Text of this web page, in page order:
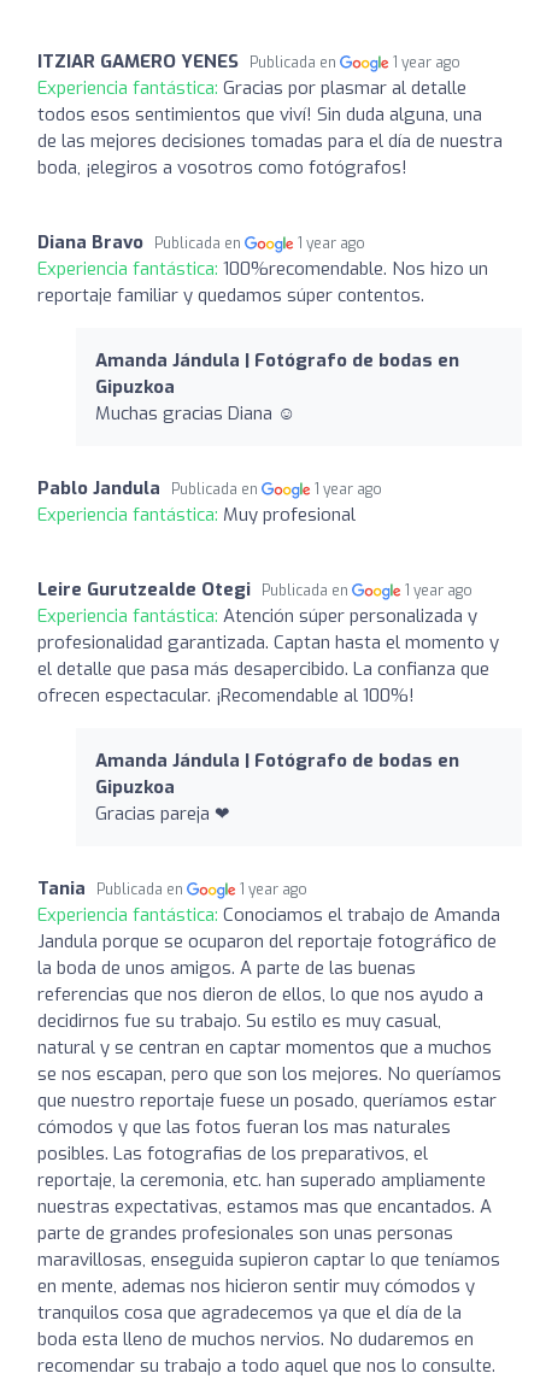
ITZIAR GAMERO YENES Publicada en 1 year ago
Experiencia fantástica: Gracias por plasmar al detalle
todos esos sentimientos que viví! Sin duda alguna, una
de las mejores decisiones tomadas para el día de nuestra
boda, ¡elegiros a vosotros como fotógrafos!
Diana Bravo Publicada en 1 year ago
Experiencia fantástica: 100%recomendable. Nos hizo un
reportaje familiar y quedamos súper contentos.
Amanda Jándula | Fotógrafo de bodas en
Gipuzkoa
Muchas gracias Diana ☺️
Pablo Jandula Publicada en 1 year ago
Experiencia fantástica: Muy profesional
Leire Gurutzealde Otegi Publicada en 1 year ago
Experiencia fantástica: Atención súper personalizada y
profesionalidad garantizada. Captan hasta el momento y
el detalle que pasa más desapercibido. La confianza que
ofrecen espectacular. ¡Recomendable al 100%!
Amanda Jándula | Fotógrafo de bodas en
Gipuzkoa
Gracias pareja ❤
Tania Publicada en 1 year ago
Experiencia fantástica: Conociamos el trabajo de Amanda
Jandula porque se ocuparon del reportaje fotográfico de
la boda de unos amigos. A parte de las buenas
referencias que nos dieron de ellos, lo que nos ayudo a
decidirnos fue su trabajo. Su estilo es muy casual,
natural y se centran en captar momentos que a muchos
se nos escapan, pero que son los mejores. No queríamos
que nuestro reportaje fuese un posado, queríamos estar
cómodos y que las fotos fueran los mas naturales
posibles. Las fotografias de los preparativos, el
reportaje, la ceremonia, etc. han superado ampliamente
nuestras expectativas, estamos mas que encantados. A
parte de grandes profesionales son unas personas
maravillosas, enseguida supieron captar lo que teníamos
en mente, ademas nos hicieron sentir muy cómodos y
tranquilos cosa que agradecemos ya que el día de la
boda esta lleno de muchos nervios. No dudaremos en
recomendar su trabajo a todo aquel que nos lo consulte.